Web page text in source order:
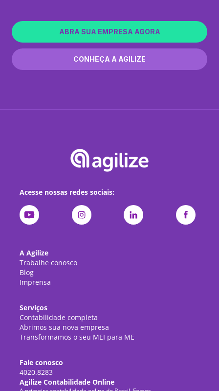
ABRA SUA EMPRESA AGORA
CONHEÇA A AGILIZE
Acesse nossas redes sociais:
A Agilize
Trabalhe conosco
Blog
Imprensa
Serviços
Contabilidade completa
Abrimos sua nova empresa
Transformamos o seu MEI para ME
Fale conosco
4020.8283
Agilize Contabilidade Online